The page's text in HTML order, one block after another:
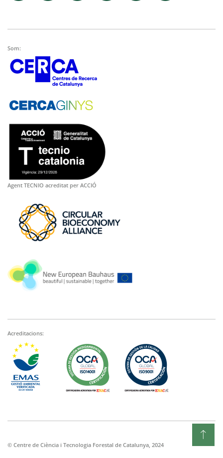
Som:
Agent TECNIO acreditat per ACCIÓ
Acreditacions:
© Centre de Ciència i Tecnologia Forestal de Catalunya, 2024